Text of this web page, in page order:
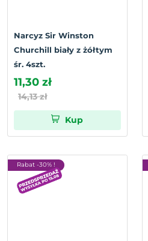
Narcyz Sir Winston
Churchill biały z żółtym
śr. 4szt.
11,30 zł
14,13 zł
Kup
Rabat -30% !